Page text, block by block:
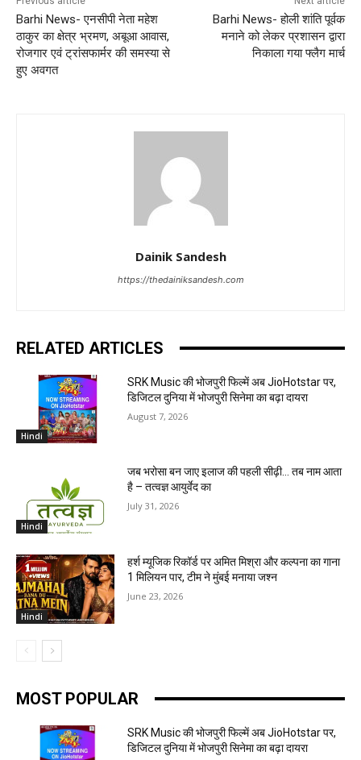
Barhi News- एनसीपी नेता महेश
ठाकुर का क्षेत्र भ्रमण, अबूआ आवास,
रोजगार एवं ट्रांसफार्मर की समस्या से
हुए अवगत
Barhi News- होली शांति पूर्वक
मनाने को लेकर प्रशासन द्वारा
निकाला गया फ्लैग मार्च
Dainik Sandesh
https://thedainiksandesh.com
RELATED ARTICLES
Hindi
SRK Music की भोजपुरी फिल्में अब JioHotstar पर,
डिजिटल दुनिया में भोजपुरी सिनेमा का बढ़ा दायरा
August 7, 2026
Hindi
जब भरोसा बन जाए इलाज की पहली सीढ़ी… तब नाम आता
है – तत्वज्ञ आयुर्वेद का
July 31, 2026
Hindi
हर्श म्यूजिक रिकॉर्ड पर अमित मिश्रा और कल्पना का गाना
1 मिलियन पार, टीम ने मुंबई मनाया जश्न
June 23, 2026
MOST POPULAR
SRK Music की भोजपुरी फिल्में अब JioHotstar पर,
डिजिटल दुनिया में भोजपुरी सिनेमा का बढ़ा दायरा